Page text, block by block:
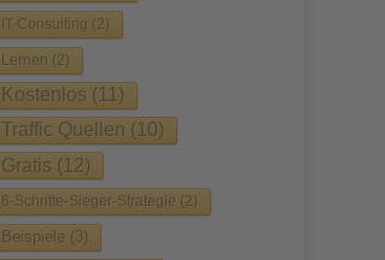
IT-Consulting (2)
Lernen (2)
Kostenlos (11)
Traffic Quellen (10)
Gratis (12)
6-Schritte-Sieger-Strategie (2)
Beispiele (3)